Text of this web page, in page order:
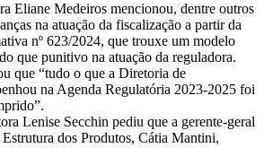
Eliane Medeiros mencionou, dentre outros
na atuação da fiscalização a partir da
nº 623/2024, que trouxe um modelo
que punitivo na atuação da reguladora.
que “tudo o que a Diretoria de
na Agenda Regulatória 2023-2025 foi
Lenise Secchin pediu que a gerente-geral
dos Produtos, Cátia Mantini,